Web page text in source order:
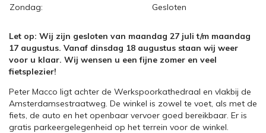
Zondag:
Gesloten
Let op: Wij zijn gesloten van maandag 27 juli t/m maandag
17 augustus. Vanaf dinsdag 18 augustus staan wij weer
voor u klaar. Wij wensen u een fijne zomer en veel
fietsplezier!
Peter Macco ligt achter de Werkspoorkathedraal en vlakbij de
Amsterdamsestraatweg. De winkel is zowel te voet, als met de
fiets, de auto en het openbaar vervoer goed bereikbaar. Er is
gratis parkeergelegenheid op het terrein voor de winkel.